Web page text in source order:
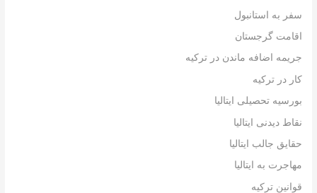
سفر به استانبول
اقامت گرجستان
جریمه اضافه ماندن در ترکیه
کار در ترکیه
بورسیه تحصیلی ایتالیا
نقاط دیدنی ایتالیا
حقایق جالب ایتالیا
مهاجرت به ایتالیا
قوانین ترکیه